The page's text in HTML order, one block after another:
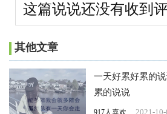
这篇说说还没有收到
其他文章
一天好累好累的
累的说说
917人喜欢 2021-10-